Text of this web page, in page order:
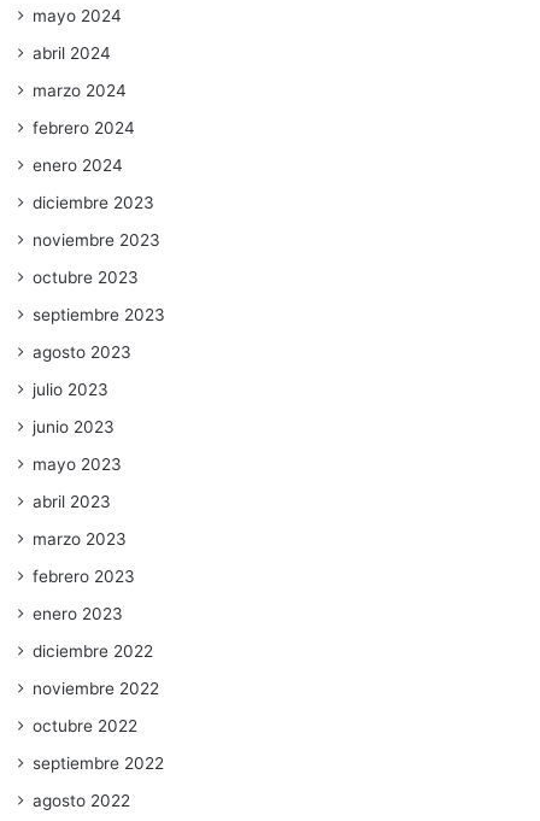
mayo 2024
abril 2024
marzo 2024
febrero 2024
enero 2024
diciembre 2023
noviembre 2023
octubre 2023
septiembre 2023
agosto 2023
julio 2023
junio 2023
mayo 2023
abril 2023
marzo 2023
febrero 2023
enero 2023
diciembre 2022
noviembre 2022
octubre 2022
septiembre 2022
agosto 2022